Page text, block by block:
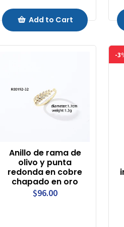
Add to Cart
Anillo de rama de
olivo y punta
redonda en cobre
chapado en oro
$96.00
-